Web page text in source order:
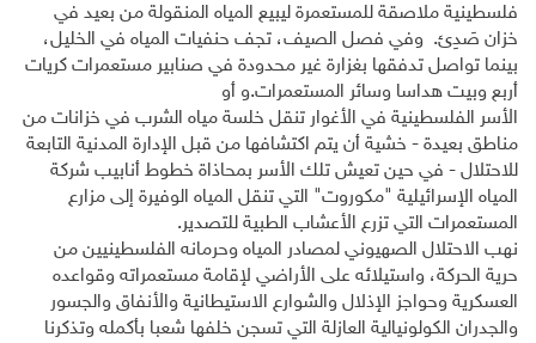
فلسطينية ملاصقة للمستعمرة ليبيع المياه المنقولة من بعيد في
خزان صَدِئ. وفي فصل الصيف، تجف حنفيات المياه في الخليل،
بينما تواصل تدفقها بغزارة غير محدودة في صنابير مستعمرات كريات
أربع وبيت هداسا وسائر المستعمرات.و أو
الأسر الفلسطينية في الأغوار تنقل خلسة مياه الشرب في خزانات من
مناطق بعيدة - خشية أن يتم اكتشافها من قبل الإدارة المدنية التابعة
للاحتلال - في حين تعيش تلك الأسر بمحاذاة خطوط أنابيب شركة
المياه الإسرائيلية "مكوروت" التي تنقل المياه الوفيرة إلى مزارع
المستعمرات التي تزرع الأعشاب الطبية للتصدير.
نهب الاحتلال الصهيوني لمصادر المياه وحرمانه الفلسطينيين من
حرية الحركة، واستيلائه على الأراضي لإقامة مستعمراته وقواعده
العسكرية وحواجز الإذلال والشوارع الاستيطانية والأنفاق والجسور
والجدران الكولونيالية العازلة التي تسجن خلفها شعبا بأكمله وتذكرنا